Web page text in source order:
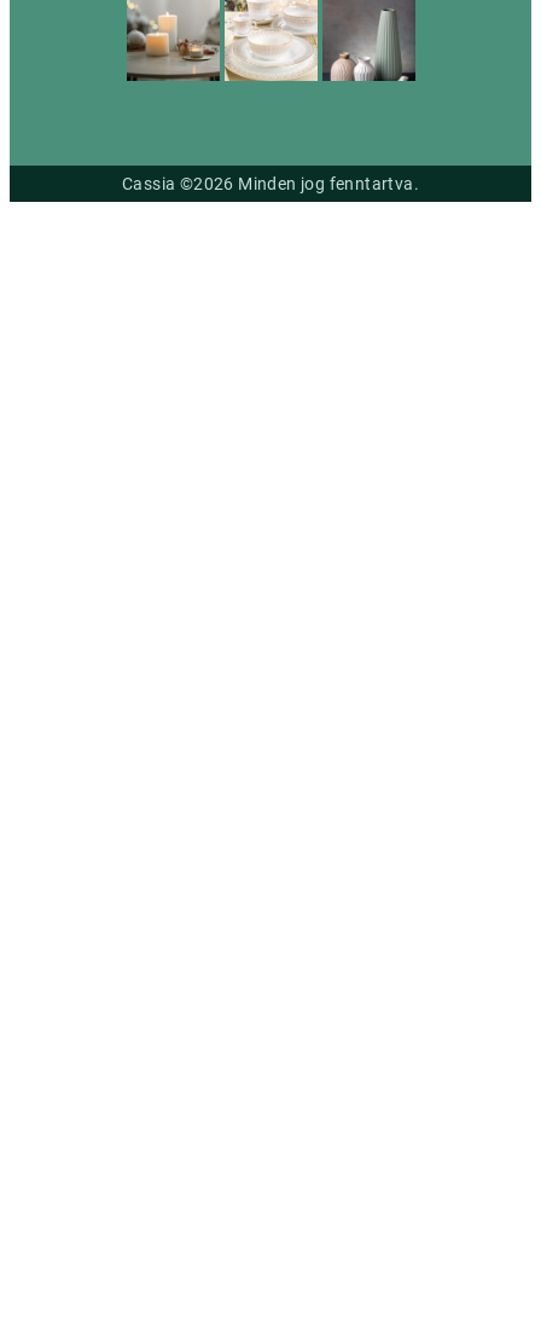
Cassia ©2026 Minden jog fenntartva.